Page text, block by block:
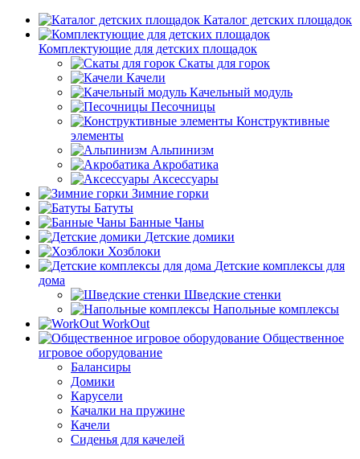
Каталог детских площадок
Комплектующие для детских площадок
Скаты для горок
Качели
Качельный модуль
Песочницы
Конструктивные
элементы
Альпинизм
Акробатика
Аксессуары
Зимние горки
Батуты
Банные Чаны
Детские домики
Хозблоки
Детские комплексы для
дома
Шведские стенки
Напольные комплексы
WorkOut
Общественное
игровое оборудование
Балансиры
Домики
Карусели
Качалки на пружине
Качели
Сиденья для качелей